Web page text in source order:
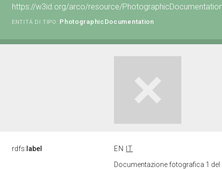
https://w3id.org/arco/resource/
ENTITÀ DI TIPO: PhotographicDocumentation
rdfs: label EN
IT
Documentazione fotografica 1